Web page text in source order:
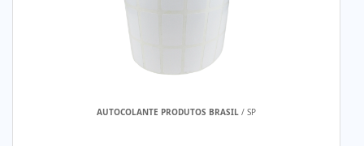
AUTOCOLANTE PRODUTOS BRASIL / SP